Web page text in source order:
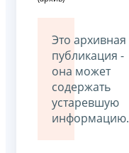
Это архивная
публикация -
она может
содержать
устаревшую
информацию.